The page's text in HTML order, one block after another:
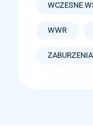
WCZESNE
WWR